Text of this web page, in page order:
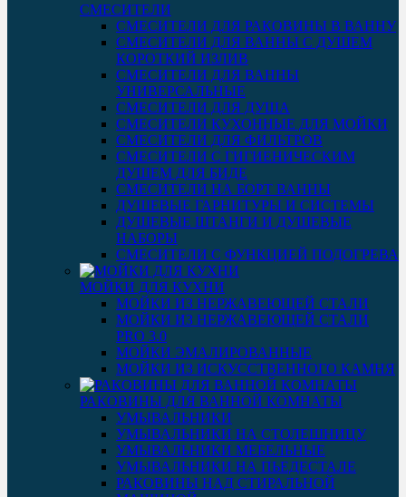
СМЕСИТЕЛИ
СМЕСИТЕЛИ ДЛЯ РАКОВИНЫ В ВАННУ
СМЕСИТЕЛИ ДЛЯ ВАННЫ С ДУШЕМ
КОРОТКИЙ ИЗЛИВ
СМЕСИТЕЛИ ДЛЯ ВАННЫ
УНИВЕРСАЛЬНЫЕ
СМЕСИТЕЛИ ДЛЯ ДУША
СМЕСИТЕЛИ КУХОННЫЕ ДЛЯ МОЙКИ
СМЕСИТЕЛИ ДЛЯ ФИЛЬТРОВ
СМЕСИТЕЛИ С ГИГИЕНИЧЕСКИМ
ДУШЕМ ДЛЯ БИДЕ
СМЕСИТЕЛИ НА БОРТ ВАННЫ
ДУШЕВЫЕ ГАРНИТУРЫ И СИСТЕМЫ
ДУШЕВЫЕ ШТАНГИ И ДУШЕВЫЕ
НАБОРЫ
СМЕСИТЕЛИ С ФУНКЦИЕЙ ПОДОГРЕВА
МОЙКИ ДЛЯ КУХНИ
МОЙКИ ИЗ НЕРЖАВЕЮЩЕЙ СТАЛИ
МОЙКИ ИЗ НЕРЖАВЕЮЩЕЙ СТАЛИ
PRO 3.0
МОЙКИ ЭМАЛИРОВАННЫЕ
МОЙКИ ИЗ ИСКУССТВЕННОГО КАМНЯ
РАКОВИНЫ ДЛЯ ВАННОЙ КОМНАТЫ
УМЫВАЛЬНИКИ
УМЫВАЛЬНИКИ НА СТОЛЕШНИЦУ
УМЫВАЛЬНИКИ МЕБЕЛЬНЫЕ
УМЫВАЛЬНИКИ НА ПЬЕДЕСТАЛЕ
РАКОВИНЫ НАД СТИРАЛЬНОЙ